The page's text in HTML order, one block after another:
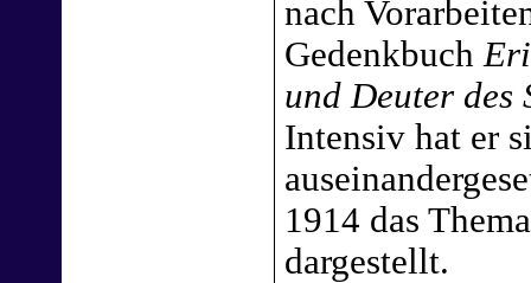
nach
Gedenkbuch
und Deuter des
Intensiv hat er
1914 das
dargestellt.